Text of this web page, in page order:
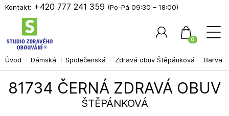
Úvod Dámská Společenská Zdravá obuv Štěpánková Barva
81734 ČERNÁ ZDRAVÁ OBUV
ŠTĚPÁNKOVÁ
Kontakt: +420 777 241 359 (Po-Pá 09:30 – 18:00)
0